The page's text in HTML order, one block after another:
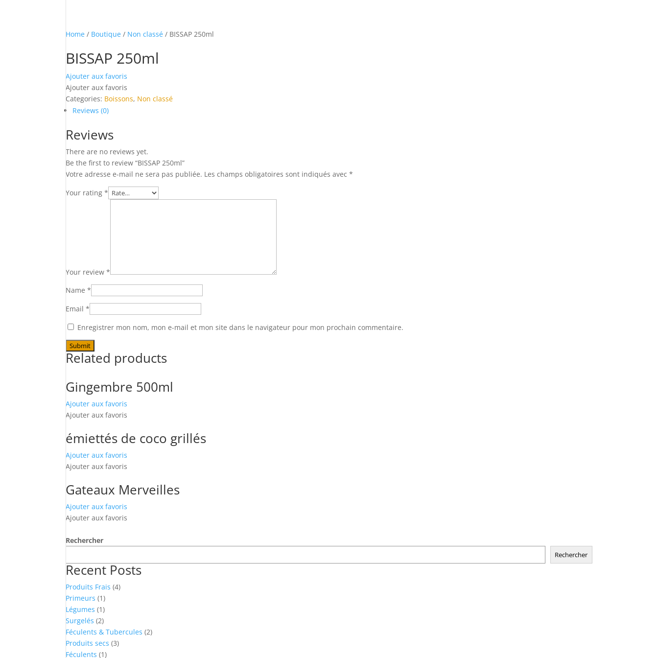
Home / Boutique / Non classé / BISSAP 250ml
BISSAP 250ml
Ajouter aux favoris
Ajouter aux favoris
Categories: Boissons, Non classé
Reviews (0)
Reviews
There are no reviews yet.
Be the first to review “BISSAP 250ml”
Votre adresse e-mail ne sera pas publiée. Les champs obligatoires sont indiqués avec*
Your rating*
Your review*
Name*
Email*
Enregistrer mon nom, mon e-mail et mon site dans le navigateur pour mon prochain commentaire.
Related products
Gingembre 500ml
Ajouter aux favoris
Ajouter aux favoris
émiettés de coco grillés
Ajouter aux favoris
Ajouter aux favoris
Gateaux Merveilles
Ajouter aux favoris
Ajouter aux favoris
Rechercher
Rechercher
Recent Posts
Produits Frais 44
Primeurs 11
product
Légumes 11
product
Surgelés 22
products
Féculents & Tubercules 22
Produits secs 33
Féculents 11